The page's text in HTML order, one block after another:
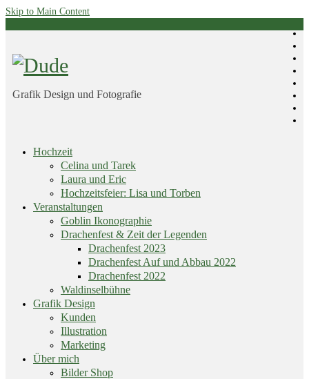
Skip to Main Content
Grafik Design und Fotografie
Hochzeit
Celina und Tarek
Laura und Eric
Hochzeitsfeier: Lisa und Torben
Veranstaltungen
Goblin Ikonographie
Drachenfest & Zeit der Legenden
Drachenfest 2023
Drachenfest Auf und Abbau 2022
Drachenfest 2022
Waldinselbühne
Grafik Design
Kunden
Illustration
Marketing
Über mich
Bilder Shop